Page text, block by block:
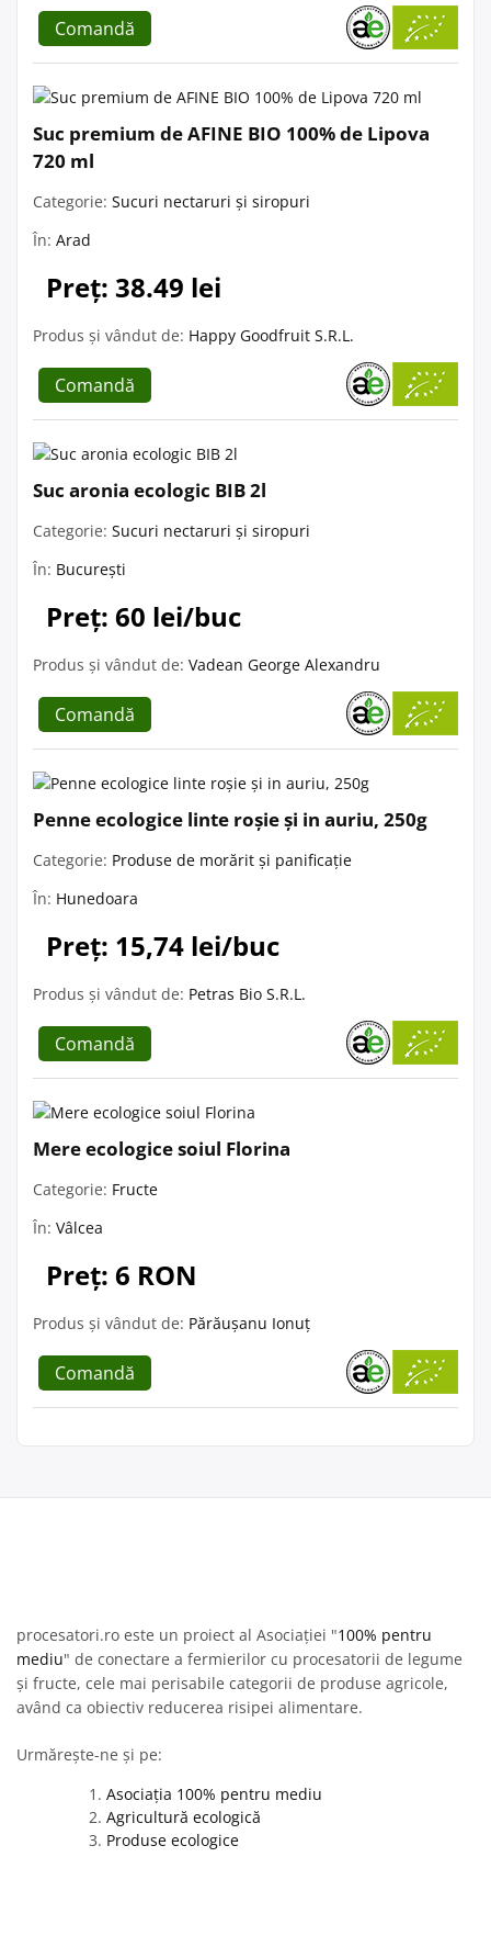
Comandă
Suc premium de AFINE BIO 100% de Lipova
720 ml
Categorie: Sucuri nectaruri și siropuri
În: Arad
Preț: 38.49 lei
Produs și vândut de: Happy Goodfruit S.R.L.
Comandă
Suc aronia ecologic BIB 2l
Categorie: Sucuri nectaruri și siropuri
În: București
Preț: 60 lei/buc
Produs și vândut de: Vadean George Alexandru
Comandă
Penne ecologice linte roșie și in auriu, 250g
Categorie: Produse de morărit și panificație
În: Hunedoara
Preț: 15,74 lei/buc
Produs și vândut de: Petras Bio S.R.L.
Comandă
Mere ecologice soiul Florina
Categorie: Fructe
În: Vâlcea
Preț: 6 RON
Produs și vândut de: Părăușanu Ionuț
Comandă
procesatori.ro este un proiect al Asociației "100% pentru
mediu" de conectare a fermierilor cu procesatorii de legume
și fructe, cele mai perisabile categorii de produse agricole,
având ca obiectiv reducerea risipei alimentare.
Urmărește-ne și pe:
Asociația 100% pentru mediu
Agricultură ecologică
Produse ecologice